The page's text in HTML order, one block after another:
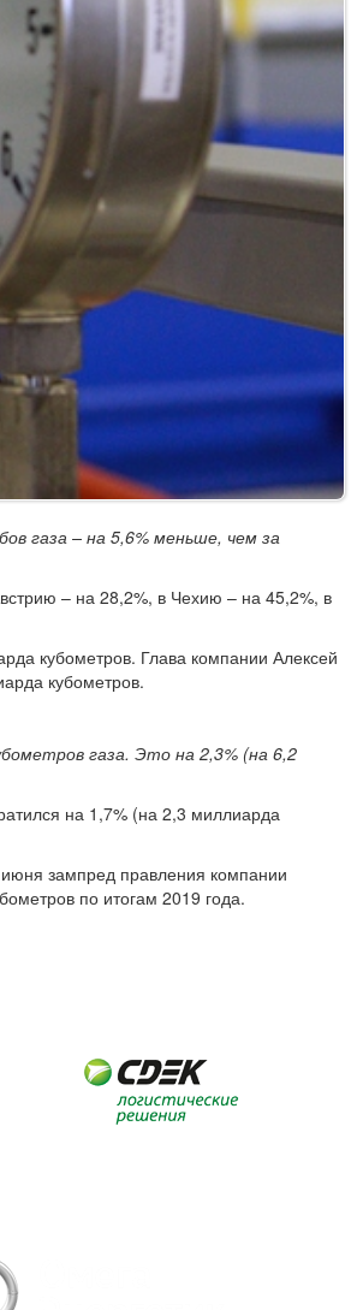
газа – на 5,6% меньше, чем за
– на 28,2%, в Чехию – на 45,2%, в
кубометров. Глава компании Алексей
кубометров.
газа. Это на 2,3% (на 6,2
на 1,7% (на 2,3 миллиарда
зампред правления компании
по итогам 2019 года.